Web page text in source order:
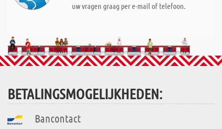
uw vragen graag per e-mail of telefoon.
BETALINGSMOGELIJKHEDEN:
Bancontact